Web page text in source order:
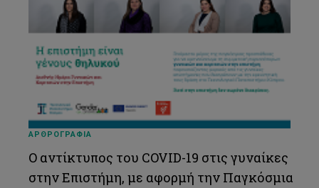
ΑΡΘΡΟΓΡΑΦΙΑ
Ο αντίκτυπος του COVID-19 στις γυναίκες
στην Επιστήμη, με αφορμή την Παγκόσμια